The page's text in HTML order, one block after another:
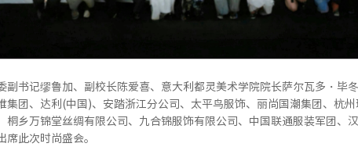
副书记缪鲁加、副校长陈爱喜、意大利都灵美术学院院长萨尔瓦多・毕
集团、达利(中国)、安踏浙江分公司、太平鸟服饰、丽尚国潮集团、杭
桐乡万锦堂丝绸有限公司、九合锦服饰有限公司、中国联通服装军团、
此次时尚盛会。